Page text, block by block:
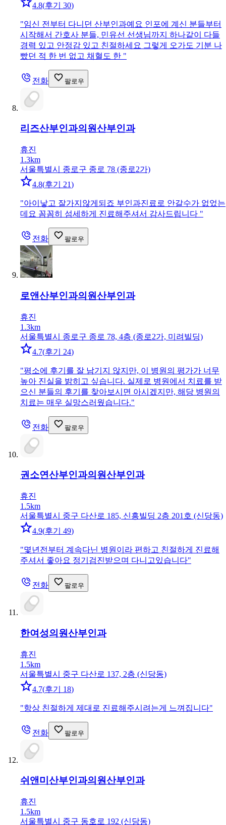
4.8(후기 30)
"임신 전부터 다니던 산부인과예요 인포에 계신 분들부터
시작해서 간호사 분들, 민유선 선생님까지 하나같이 다들
경력 있고 안정감 있고 친절하세요 그렇게 오가도 기분 나
빴던 적 한 번 없고 채혈도 한 "
전화 팔로우
리즈산부인과의원산부인과
휴진
1.3km
서울특별시 종로구 종로 78 (종로2가)
4.8(후기 21)
"아이낳고 잘가지않게되죠 부인과진료로 안갈수가 없었는
데요 꼼꼼히 섬세하게 진료해주셔서 감사드립니다 "
전화 팔로우
로앤산부인과의원산부인과
휴진
1.3km
서울특별시 종로구 종로 78, 4층 (종로2가, 미려빌딩)
4.7(후기 24)
"평소에 후기를 잘 남기지 않지만, 이 병원의 평가가 너무
높아 진실을 밝히고 싶습니다. 실제로 병원에서 치료를 받
으신 분들의 후기를 찾아보시면 아시겠지만, 해당 병원의
치료는 매우 실망스러웠습니다."
전화 팔로우
권소연산부인과의원산부인과
휴진
1.5km
서울특별시 중구 다산로 185, 신흥빌딩 2층 201호 (신당동)
4.9(후기 49)
"몇년전부터 계속다닌 병원이라 편하고 친절하게 진료해
주셔서 좋아요 정기검진받으며 다니고있습니다"
전화 팔로우
한여성의원산부인과
휴진
1.5km
서울특별시 중구 다산로 137, 2층 (신당동)
4.7(후기 18)
"항상 친절하게 제대로 진료해주시려는게 느껴집니다"
전화 팔로우
쉬앤미산부인과의원산부인과
휴진
1.5km
서울특별시 중구 동호로 192 (신당동)